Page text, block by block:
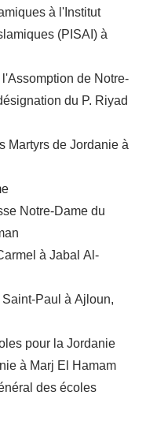
à l'Institut
(PISAI) à
de Notre-
du P. Riyad
Martyrs de Jordanie à
Notre-Dame du
à Jabal Al-
Paul à Ajloun,
pour la Jordanie
à Marj El Hamam
des écoles